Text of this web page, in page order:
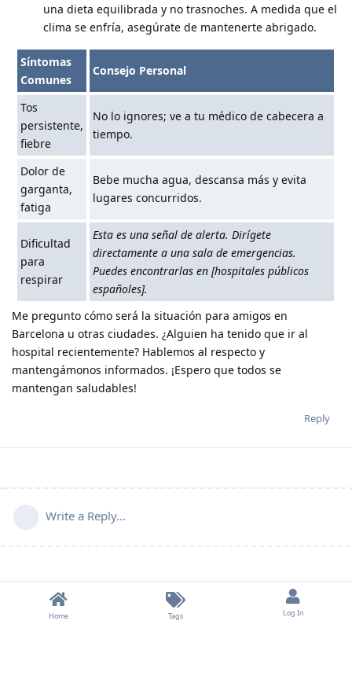
una dieta equilibrada y no trasnoches. A medida que el
clima se enfría, asegúrate de mantenerte abrigado.
Síntomas
Comunes
Consejo Personal
Tos
persistente,
fiebre
No lo ignores; ve a tu médico de cabecera a
tiempo.
Dolor de
garganta,
fatiga
Bebe mucha agua, descansa más y evita
lugares concurridos.
Dificultad
para
respirar
Esta es una señal de alerta. Dirígete
directamente a una sala de emergencias.
Puedes encontrarlas en [hospitales públicos
españoles].
Me pregunto cómo será la situación para amigos en
Barcelona u otras ciudades. ¿Alguien ha tenido que ir al
hospital recientemente? Hablemos al respecto y
mantengámonos informados. ¡Espero que todos se
mantengan saludables!
Reply
Write a Reply...
Home Tags Log In